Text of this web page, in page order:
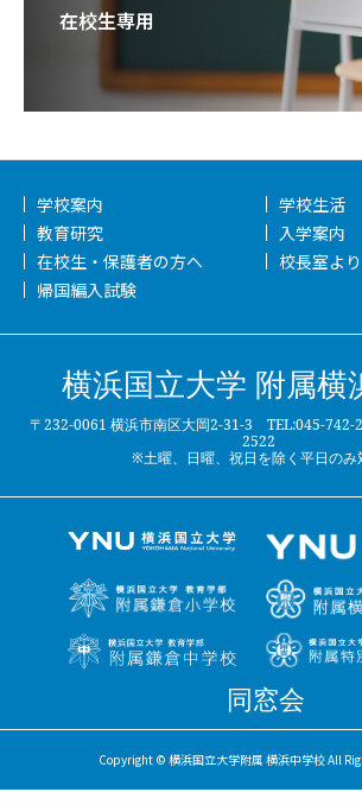
在校生専用
学校案内
学校生活
教育研究
入学案内
在校生・保護者の方へ
校長室より
帰国編入試験
横浜国立大学 附属横
〒232-0061 横浜市南区大岡2-31-3 TEL:045-
2522
※土曜、日曜、祝日を除く平日のみ
同窓会
Copyright © 横浜国立大学附属 横浜中学校 All